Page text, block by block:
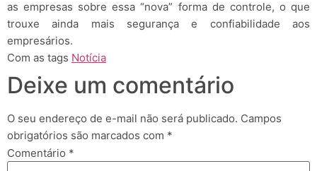
as empresas sobre essa “nova” forma de controle, o que
trouxe ainda mais segurança e confiabilidade aos
empresários.
Com as tags Notícia
Deixe um comentário
O seu endereço de e-mail não será publicado. Campos
obrigatórios são marcados com *
Comentário *